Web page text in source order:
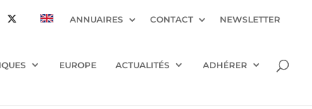
ANNUAIRES CONTACT NEWSLETTER
EUROPE ACTUALITÉS ADHÉRER